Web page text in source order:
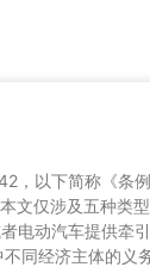
以下简称《条
文仅涉及五种类
动汽车提供牵
同经济主体的义